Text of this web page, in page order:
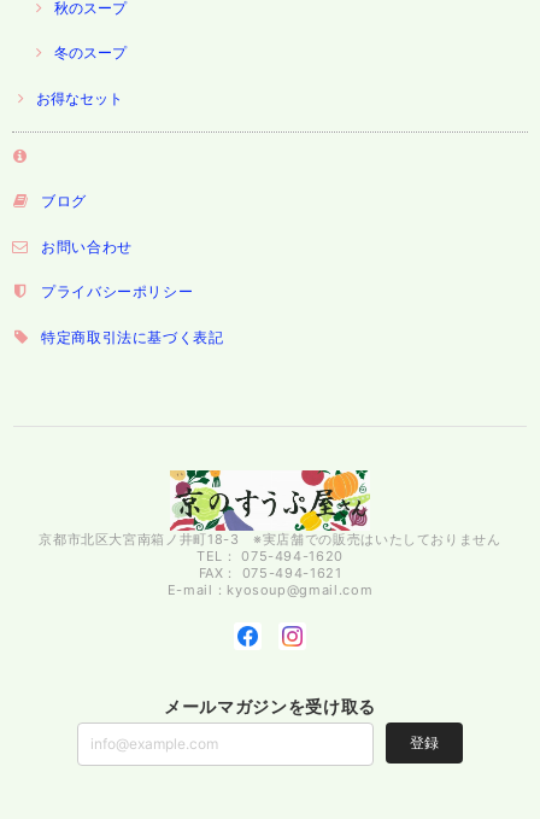
秋のスープ
冬のスープ
お得なセット
ブログ
お問い合わせ
プライバシーポリシー
特定商取引法に基づく表記
京都市北区大宮南箱ノ井町18-3 ※実店舗での販売はいたしておりません
TEL： 075-494-1620
FAX： 075-494-1621
E-mail： kyosoup@gmail.com
メールマガジンを受け取る
登録